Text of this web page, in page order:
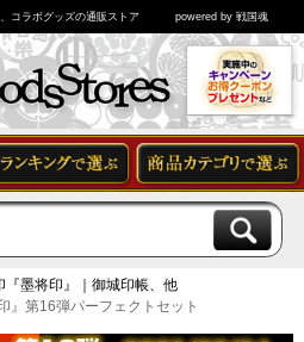
コラボグッズの通販ストア powered by 戦国魂
墨将印』｜御城印帳、他
』第16弾パーフェクトセット